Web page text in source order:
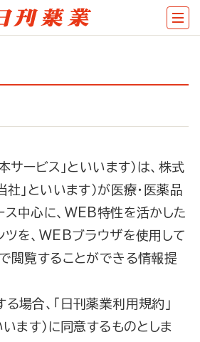
サービス｣といいます）は、株式
社｣といいます）が医療・医薬品
ス中心に、WEB特性を活かした
ツを、WEBブラウザを使用して
閲覧することができる情報提
場合、「日刊薬業利用規約」
います）に同意するものとしま